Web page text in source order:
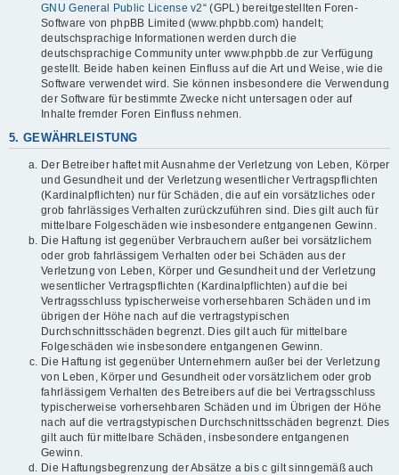
GNU General Public License v2“ (GPL) bereitgestellten Foren-
Software von phpBB Limited (www.phpbb.com) handelt;
deutschsprachige Informationen werden durch die
deutschsprachige Community unter www.phpbb.de zur Verfügung
gestellt. Beide haben keinen Einfluss auf die Art und Weise, wie die
Software verwendet wird. Sie können insbesondere die Verwendung
der Software für bestimmte Zwecke nicht untersagen oder auf
Inhalte fremder Foren Einfluss nehmen.
5. GEWÄHRLEISTUNG
Der Betreiber haftet mit Ausnahme der Verletzung von Leben, Körper
und Gesundheit und der Verletzung wesentlicher Vertragspflichten
(Kardinalpflichten) nur für Schäden, die auf ein vorsätzliches oder
grob fahrlässiges Verhalten zurückzuführen sind. Dies gilt auch für
mittelbare Folgeschäden wie insbesondere entgangenen Gewinn.
Die Haftung ist gegenüber Verbrauchern außer bei vorsätzlichem
oder grob fahrlässigem Verhalten oder bei Schäden aus der
Verletzung von Leben, Körper und Gesundheit und der Verletzung
wesentlicher Vertragspflichten (Kardinalpflichten) auf die bei
Vertragsschluss typischerweise vorhersehbaren Schäden und im
übrigen der Höhe nach auf die vertragstypischen
Durchschnittsschäden begrenzt. Dies gilt auch für mittelbare
Folgeschäden wie insbesondere entgangenen Gewinn.
Die Haftung ist gegenüber Unternehmern außer bei der Verletzung
von Leben, Körper und Gesundheit oder vorsätzlichem oder grob
fahrlässigem Verhalten des Betreibers auf die bei Vertragsschluss
typischerweise vorhersehbaren Schäden und im Übrigen der Höhe
nach auf die vertragstypischen Durchschnittsschäden begrenzt. Dies
gilt auch für mittelbare Schäden, insbesondere entgangenen
Gewinn.
Die Haftungsbegrenzung der Absätze a bis c gilt sinngemäß auch